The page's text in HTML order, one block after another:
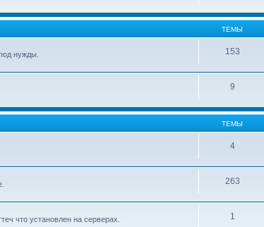
ТЕМЫ
нужды. 153
9
ТЕМЫ
4
263
что установлен на серверах. 1